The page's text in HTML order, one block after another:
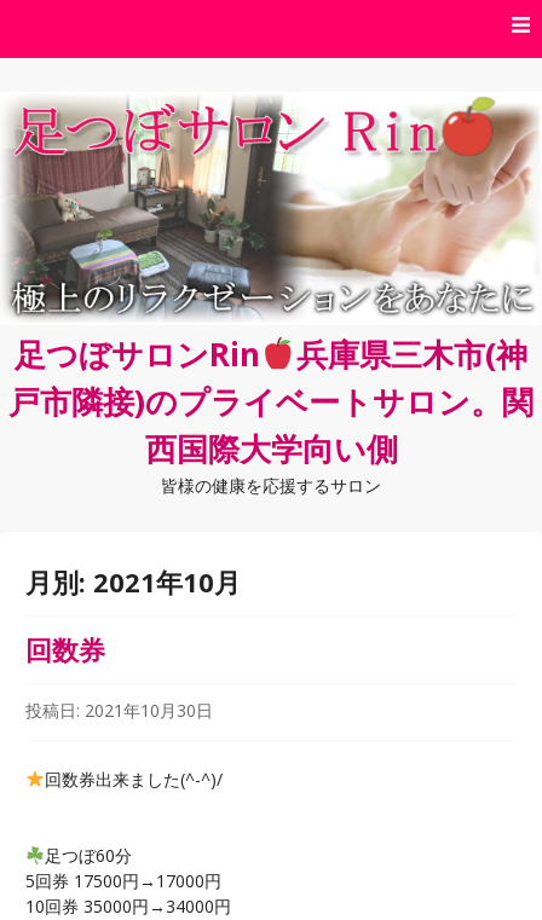
ン
ツ
へ
ス
キ
ッ
プ
足つぼサロンRin
兵庫県三木市(神
戸市隣接)のプライベートサロン。関
西国際大学向い側
皆様の健康を応援するサロン
月別: 2021年10月
回数券
投稿日: 2021年10月30日
回数券出来ました(^-^)/
足つぼ60分
5回券 17500円→17000円
10回券 35000円→34000円